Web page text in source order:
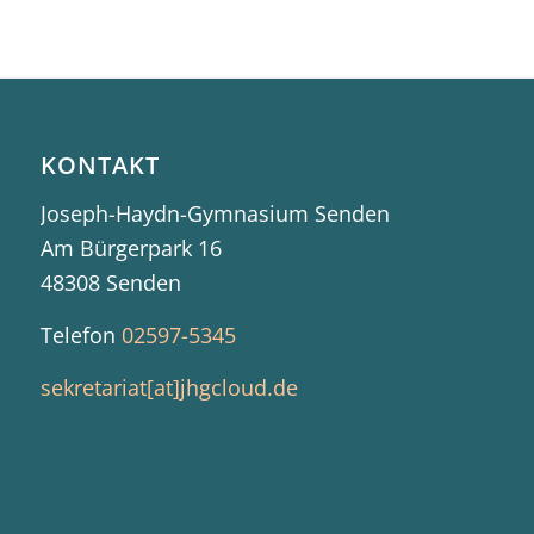
KONTAKT
Joseph-Haydn-Gymnasium Senden
Am Bürgerpark 16
48308 Senden
Telefon 02597-5345
sekretariat[at]jhgcloud.de